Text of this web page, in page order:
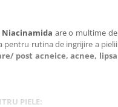
Niacinamida are o multime de
pentru rutina de ingrijire a pielii
post acneice, acnee, lipsa
PIELE: